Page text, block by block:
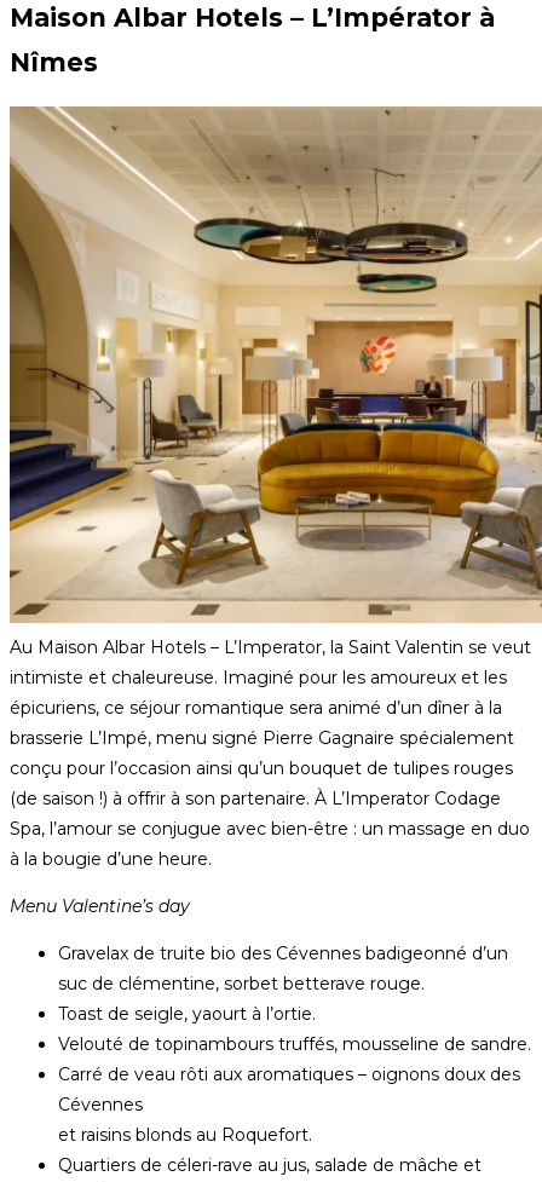
Maison Albar Hotels – L’Impérator à
Nîmes
Au Maison Albar Hotels – L’Imperator, la Saint Valentin se veut
intimiste et chaleureuse. Imaginé pour les amoureux et les
épicuriens, ce séjour romantique sera animé d’un dîner à la
brasserie L’Impé, menu signé Pierre Gagnaire spécialement
conçu pour l’occasion ainsi qu’un bouquet de tulipes rouges
(de saison !) à offrir à son partenaire. À L’Imperator Codage
Spa, l’amour se conjugue avec bien-être : un massage en duo
à la bougie d’une heure.
Menu Valentine’s day
Gravelax de truite bio des Cévennes badigeonné d’un
suc de clémentine, sorbet betterave rouge.
Toast de seigle, yaourt à l’ortie.
Velouté de topinambours truffés, mousseline de sandre.
Carré de veau rôti aux aromatiques – oignons doux des
Cévennes
et raisins blonds au Roquefort.
Quartiers de céleri-rave au jus, salade de mâche et